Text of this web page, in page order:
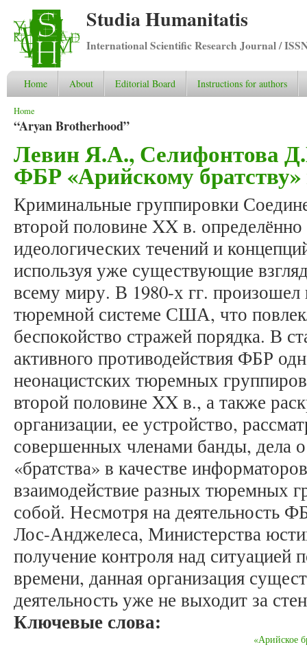
Studia Humanitatis
International Scientific Research Journal /
Home About Editorial Board Instructions for authors
You are here
Home
“Aryan Brotherhood”
Левин Я.А., Селифонтова
ФБР «Арийскому братству»
Криминальные группировки
второй половине XX в.
идеологических течений и
используя уже существующие
всему миру. В 1980-х гг. произошел
тюремной системе США, что
беспокойство стражей порядка. В
активного противодействия ФБР
неонацистских тюремных
второй половине XX в., а также
организации, ее устройство,
совершенных членами банды, дела
«братства» в качестве
взаимодействие разных
собой. Несмотря на деятельность
Лос-Анджелеса, Министерства
получение контроля над ситуацией
времени, данная организация
деятельность уже не выходит за
Ключевые слова:
«Арийское